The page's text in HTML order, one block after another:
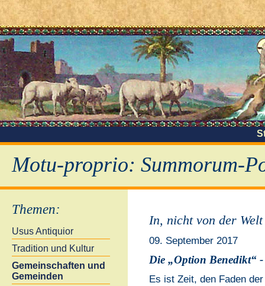
Motu-proprio: Summorum-
Themen:
Usus Antiquior
Tradition und Kultur
Gemeinschaften und
Gemeinden
In, nicht von der Welt
09. September 2017
Die „Option Benedikt“
Es ist Zeit, den Faden